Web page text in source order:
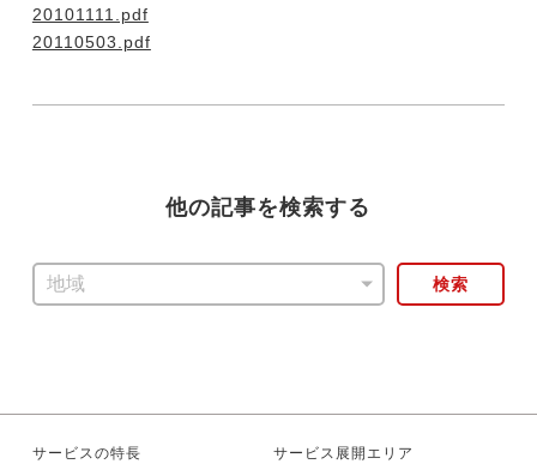
今すぐ転職をお考えの方
20101111.pdf
20110503.pdf
他の記事を検索する
検索
サービスの特長 サービス展開エリア